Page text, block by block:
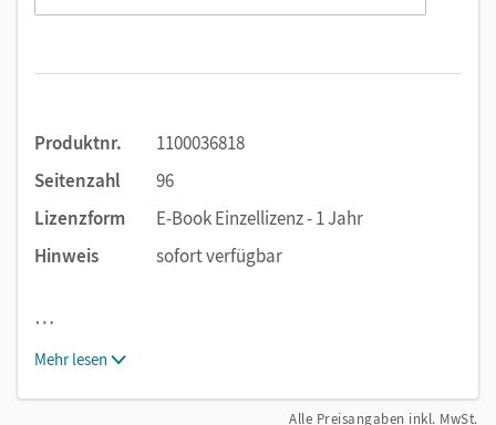
Produktnr.
1100036818
Seitenzahl
96
Lizenzform
E-Book Einzellizenz - 1 Jahr
Hinweis
sofort verfügbar
…
Mehr lesen
Alle Preisangaben inkl. MwSt.